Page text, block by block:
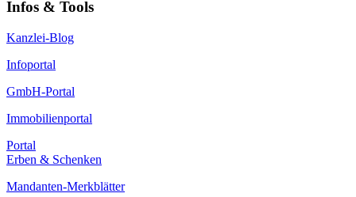
Infos & Tools
Kanzlei-Blog
Infoportal
GmbH-Portal
Immobilienportal
Portal
Erben & Schenken
Mandanten-Merkblätter